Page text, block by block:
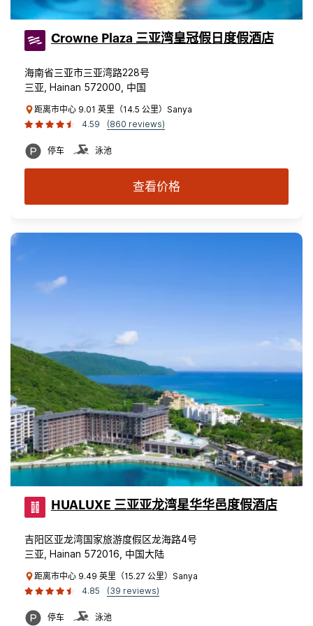
Crowne Plaza 三亚湾皇冠假日度假酒店
海南省三亚市三亚湾路228号
三亚, Hainan 572000, 中国
距离市中心 9.01 英里（14.5 公里）Sanya
4.59
(860 reviews)
停车 泳池
查看价格
HUALUXE 三亚亚龙湾星华华邑度假酒店
吉阳区亚龙湾国家旅游度假区龙海路4号
三亚, Hainan 572016, 中国大陆
距离市中心 9.49 英里（15.27 公里）Sanya
4.85
(39 reviews)
停车 泳池